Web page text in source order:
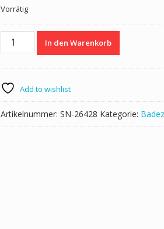
CHF 17.00CHF 16.00.
Vorrätig
Kosmetik
19.5
cm
Menge
In den Warenkorb
Add to wishlist
Artikelnummer: SN-26428 Kategorie: